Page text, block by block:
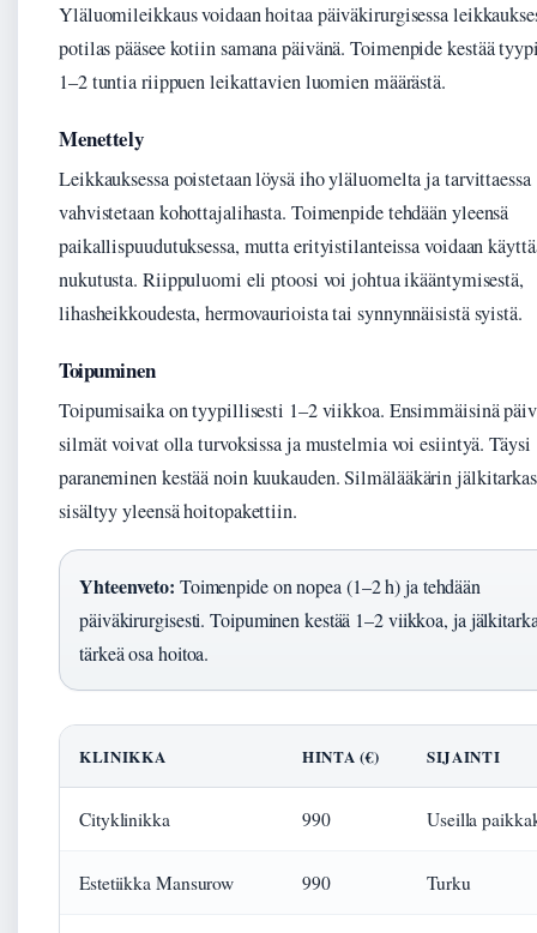
Yläluomileikkaus voidaan hoitaa päiväkirurgisessa
potilas pääsee kotiin samana päivänä. Toimenpide kestää
1–2 tuntia riippuen leikattavien luomien määrästä.
Menettely
Leikkauksessa poistetaan löysä iho yläluomelta ja tarvittaessa
vahvistetaan kohottajalihasta. Toimenpide tehdään yleensä
paikallispuudutuksessa, mutta erityistilanteissa voidaan
nukutusta. Riippuluomi eli ptoosi voi johtua ikääntymisestä,
lihasheikkoudesta, hermovaurioista tai synnynnäisistä syistä.
Toipuminen
Toipumisaika on tyypillisesti 1–2 viikkoa. Ensimmäisinä
silmät voivat olla turvoksissa ja mustelmia voi esiintyä. Täysi
paraneminen kestää noin kuukauden. Silmälääkärin
sisältyy yleensä hoitopakettiin.
Yhteenveto: Toimenpide on nopea (1–2 h) ja tehdään
päiväkirurgisesti. Toipuminen kestää 1–2 viikkoa, ja
tärkeä osa hoitoa.
KLINIKKA HINTA (€) SIJAINTI
Cityklinikka 990 Useilla
Estetiikka Mansurow 990 Turku